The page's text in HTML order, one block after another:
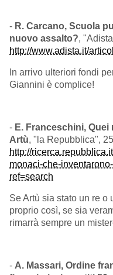
- R. Carcano, Scuola
nuovo assalto?,
http://www.adista.it/
In arrivo ulteriori fondi
Giannini è complice!
- E. Franceschini,
Artù, "la Repubblica",
http://
monaci-che-
ref=search
Se Artù sia stato un re
proprio così, se sia
rimarrà sempre un
- A. Massari, Ordine